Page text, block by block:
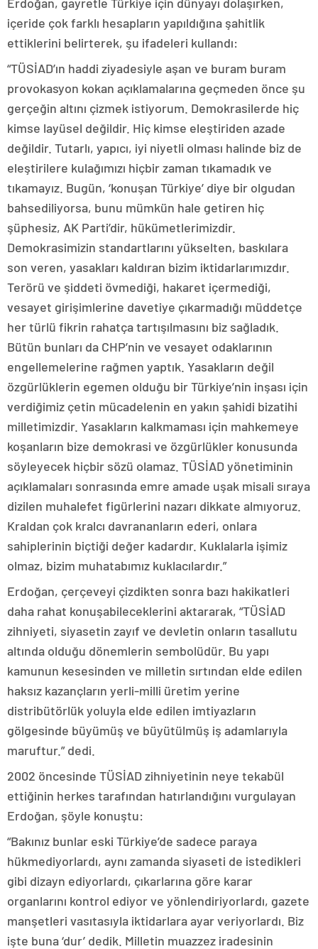
içeride çok farklı hesapların yapıldığına şahitlik
ettiklerini belirterek, şu ifadeleri kullandı:
“TÜSİAD’ın haddi ziyadesiyle aşan ve buram buram
provokasyon kokan açıklamalarına geçmeden önce şu
gerçeğin altını çizmek istiyorum. Demokrasilerde hiç
kimse layüsel değildir. Hiç kimse eleştiriden azade
değildir. Tutarlı, yapıcı, iyi niyetli olması halinde biz de
eleştirilere kulağımızı hiçbir zaman tıkamadık ve
tıkamayız. Bugün, ‘konuşan Türkiye’ diye bir olgudan
bahsediliyorsa, bunu mümkün hale getiren hiç
şüphesiz, AK Parti’dir, hükümetlerimizdir.
Demokrasimizin standartlarını yükselten, baskılara
son veren, yasakları kaldıran bizim iktidarlarımızdır.
Terörü ve şiddeti övmediği, hakaret içermediği,
vesayet girişimlerine davetiye çıkarmadığı müddetçe
her türlü fikrin rahatça tartışılmasını biz sağladık.
Bütün bunları da CHP’nin ve vesayet odaklarının
engellemelerine rağmen yaptık. Yasakların değil
özgürlüklerin egemen olduğu bir Türkiye’nin inşası için
verdiğimiz çetin mücadelenin en yakın şahidi bizatihi
milletimizdir. Yasakların kalkmaması için mahkemeye
koşanların bize demokrasi ve özgürlükler konusunda
söyleyecek hiçbir sözü olamaz. TÜSİAD yönetiminin
açıklamaları sonrasında emre amade uşak misali sıraya
dizilen muhalefet figürlerini nazarı dikkate almıyoruz.
Kraldan çok kralcı davrananların ederi, onlara
sahiplerinin biçtiği değer kadardır. Kuklalarla işimiz
olmaz, bizim muhatabımız kuklacılardır.”
Erdoğan, çerçeveyi çizdikten sonra bazı hakikatleri
daha rahat konuşabileceklerini aktararak, “TÜSİAD
zihniyeti, siyasetin zayıf ve devletin onların tasallutu
altında olduğu dönemlerin sembolüdür. Bu yapı
kamunun kesesinden ve milletin sırtından elde edilen
haksız kazançların yerli-milli üretim yerine
distribütörlük yoluyla elde edilen imtiyazların
gölgesinde büyümüş ve büyütülmüş iş adamlarıyla
maruftur.” dedi.
2002 öncesinde TÜSİAD zihniyetinin neye tekabül
ettiğinin herkes tarafından hatırlandığını vurgulayan
Erdoğan, şöyle konuştu:
“Bakınız bunlar eski Türkiye’de sadece paraya
hükmediyorlardı, aynı zamanda siyaseti de istedikleri
gibi dizayn ediyorlardı, çıkarlarına göre karar
organlarını kontrol ediyor ve yönlendiriyorlardı, gazete
manşetleri vasıtasıyla iktidarlara ayar veriyorlardı. Biz
işte buna ‘dur’ dedik. Milletin muazzez iradesinin